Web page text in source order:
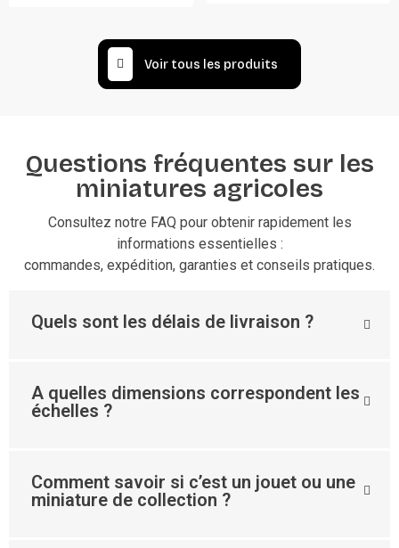
Voir tous les produits
Questions fréquentes sur les
miniatures agricoles
Consultez notre FAQ pour obtenir rapidement les
informations essentielles :
commandes, expédition, garanties et conseils pratiques.
Quels sont les délais de livraison ?
A quelles dimensions correspondent les
échelles ?
Comment savoir si c’est un jouet ou une
miniature de collection ?